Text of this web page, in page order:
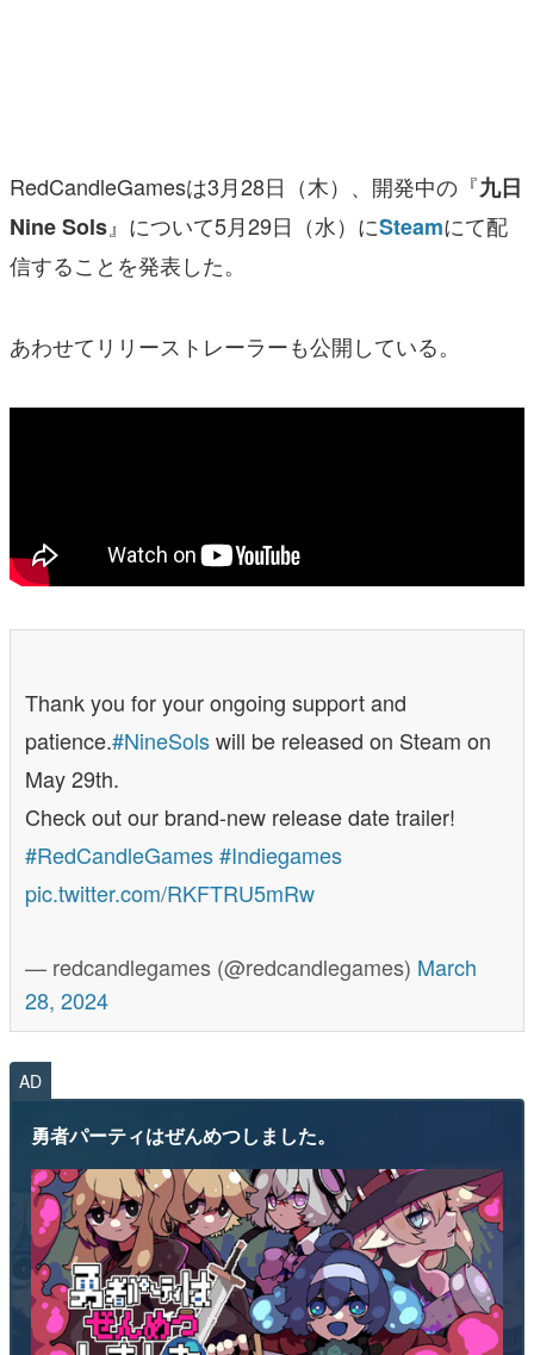
アプリレビュー
その他
運営：株式会社マレ
RedCandleGamesは3月28日（木）、開発中の『九日
Nine Sols』について5月29日（水）にSteamにて配
信することを発表した。
あわせてリリーストレーラーも公開している。
Thank you for your ongoing support and
patience.#NineSolswill be released on Steam on
May 29th.
Check out our brand-new release date trailer!
#RedCandleGames#Indiegames
pic.twitter.com/RKFTRU5mRw
— redcandlegames (@redcandlegames) March
28, 2024
AD
勇者パーティはぜんめつしました。